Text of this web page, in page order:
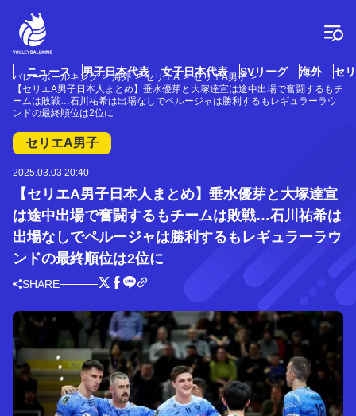
ニュース 男子日本代表 女子日本代表 SVリーグ 海外 セ
バレーボールキング 海外 セリエA
セリエA男子
【セリエA男子日本人まとめ】垂水優芽と大塚達宣は途中出場で奮闘するもチ
ームは敗戦…石川祐希は出場なしでペルージャは勝利するもレギュラーラウ
ンドの最終順位は2位に
セリエA男子
2025.03.03 20:40
【セリエA男子日本人まとめ】垂水優芽と大塚達宣
は途中出場で奮闘するもチームは敗戦…石川祐希は
出場なしでペルージャは勝利するもレギュラーラウ
ンドの最終順位は2位に
SHARE